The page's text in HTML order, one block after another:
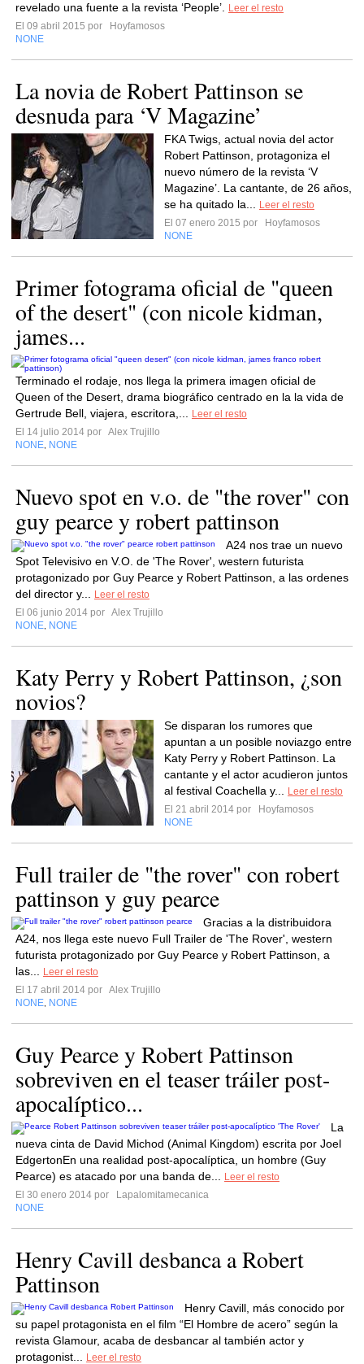
revelado una fuente a la revista ‘People’.
Leer el resto
El 09 abril 2015 por
Hoyfamosos
NONE
La novia de Robert Pattinson se
desnuda para ‘V Magazine’
FKA Twigs, actual novia del actor
Robert Pattinson, protagoniza el
nuevo número de la revista ‘V
Magazine’. La cantante, de 26 años,
se ha quitado la...
Leer el resto
El 07 enero 2015 por
Hoyfamosos
NONE
Primer fotograma oficial de "queen
of the desert" (con nicole kidman,
james...
Terminado el rodaje, nos llega la primera imagen oficial de
Queen of the Desert, drama biográfico centrado en la la vida de
Gertrude Bell, viajera, escritora,...
Leer el resto
El 14 julio 2014 por Alex Trujillo
NONE NONE
Nuevo spot en v.o. de "the rover" con
guy pearce y robert pattinson
A24 nos trae un nuevo
Spot Televisivo en V.O. de 'The Rover', western futurista
protagonizado por Guy Pearce y Robert Pattinson, a las ordenes
del director y...
Leer el resto
El 06 junio 2014 por Alex Trujillo
NONE NONE
Katy Perry y Robert Pattinson, ¿son
novios?
Se disparan los rumores que
apuntan a un posible noviazgo entre
Katy Perry y Robert Pattinson. La
cantante y el actor acudieron juntos
al festival Coachella y...
Leer el resto
El 21 abril 2014 por
Hoyfamosos
NONE
Full trailer de "the rover" con robert
pattinson y guy pearce
Gracias a la distribuidora
A24, nos llega este nuevo Full Trailer de 'The Rover', western
futurista protagonizado por Guy Pearce y Robert Pattinson, a
las...
Leer el resto
El 17 abril 2014 por Alex Trujillo
NONE NONE
Guy Pearce y Robert Pattinson
sobreviven en el teaser tráiler post-
apocalíptico...
La
nueva cinta de David Michod (Animal Kingdom) escrita por Joel
EdgertonEn una realidad post-apocalíptica, un hombre (Guy
Pearce) es atacado por una banda de...
Leer el resto
El 30 enero 2014 por
Lapalomitamecanica
NONE
Henry Cavill desbanca a Robert
Pattinson
Henry Cavill, más conocido por
su papel protagonista en el film “El Hombre de acero” según la
revista Glamour, acaba de desbancar al también actor y
protagonist...
Leer el resto